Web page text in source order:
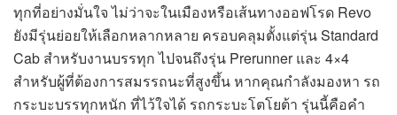
ทุกที่อย่างมั่นใจ ไม่ว่าจะในเมืองหรือเส้นทางออฟโรด Revo
ยังมีรุ่นย่อยให้เลือกหลากหลาย ครอบคลุมตั้งแต่รุ่น Standard
Cab สำหรับงานบรรทุก ไปจนถึงรุ่น Prerunner และ 4×4
สำหรับผู้ที่ต้องการสมรรถนะที่สูงขึ้น หากคุณกำลังมองหา รถ
กระบะบรรทุกหนัก ที่ไว้ใจได้ รถกระบะโตโยต้า รุ่นนี้คือคำ